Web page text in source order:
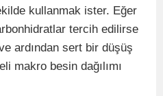
kullanmak ister. Eğer
tercih edilirse
ardından sert bir düşüş
makro besin dağılımı